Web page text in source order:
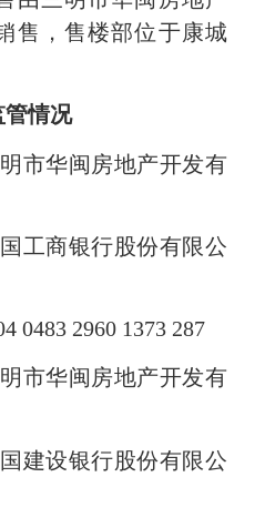
售，售楼部位于康城
管情况
华闽房地产开发有
商银行股份有限公
2960 1373 287
华闽房地产开发有
设银行股份有限公